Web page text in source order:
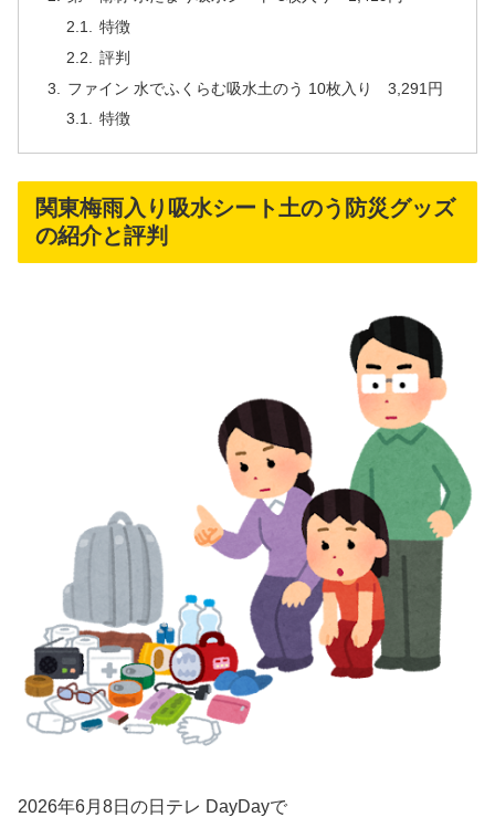
特徴
評判
ファイン 水でふくらむ吸水土のう 10枚入り 3,291円
特徴
関東梅雨入り吸水シート土のう防災グッズ
の紹介と評判
2026年6月8日の日テレ DayDayで